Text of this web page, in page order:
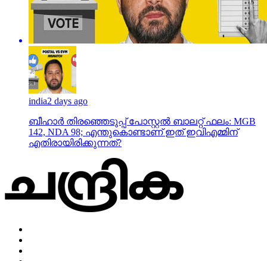
india2 days ago
ബീഹാർ തിരഞ്ഞെടുപ്പ് പോസ്റ്റൽ ബാലറ്റ് ഫലം: MGB
142, NDA 98; എന്തുകൊണ്ടാണ് ഇത് ഇവിഎമ്മിന്
എതിരായിരിക്കുന്നത്?